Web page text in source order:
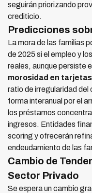
seguirán priorizando
crediticio.
Predicciones
La mora de las familias
de 2025 si el empleo y
reales, aunque persiste el
morosidad en
ratio de irregularidad
forma interanual por el
los préstamos
ingresos. Entidades
scoring y ofrecerán
endeudamiento de las
Cambio de
Sector Privado
Se espera un cambio